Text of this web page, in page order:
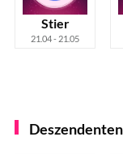
Stier
21.04 - 21.05